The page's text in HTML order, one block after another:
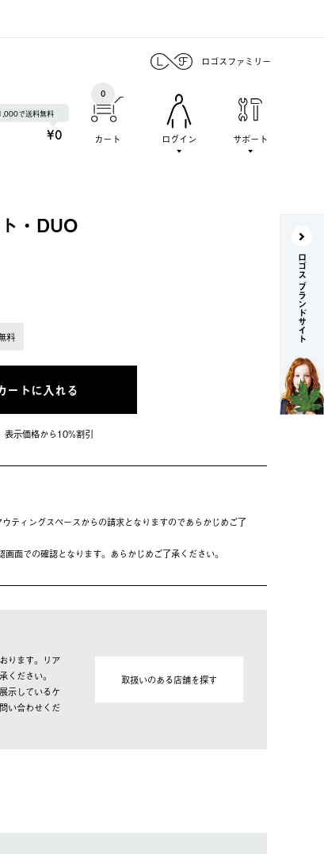
ロゴスファミリー
で送料無料
¥0 カート
0
ログイン サポート
・DUO
料
ートに入れる
⽰価格から10%割引
ティングスペースからの請求となりますのであらかじめご了
⾯での確認となります。あらかじめご了承ください。
ります。リア
ください。
示しているケ
い合わせくだ
取扱いのある店舗を探す
ロゴス ブランドサイト